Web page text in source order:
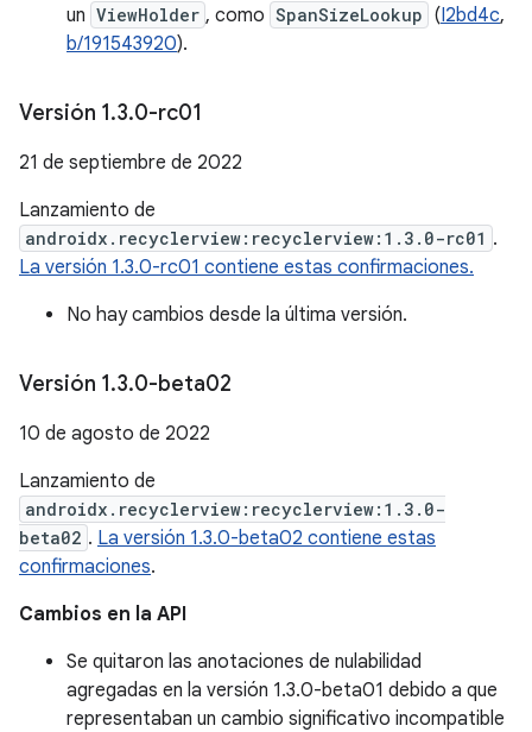
un ViewHolder , como SpanSizeLookup (I2bd4c,
b/191543920).
Versión 1.3.0-rc01
21 de septiembre de 2022
Lanzamiento de
androidx.recyclerview:recyclerview:1.3.0-rc01 .
La versión 1.3.0-rc01 contiene estas confirmaciones.
No hay cambios desde la última versión.
Versión 1.3.0-beta02
10 de agosto de 2022
Lanzamiento de
androidx.recyclerview:recyclerview:1.3.0-
beta02 . La versión 1.3.0-beta02 contiene estas
confirmaciones.
Cambios en la API
Se quitaron las anotaciones de nulabilidad
agregadas en la versión 1.3.0-beta01 debido a que
representaban un cambio significativo incompatible